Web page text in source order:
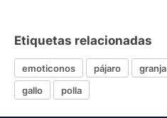
Etiquetas relacionadas
emoticonos pájaro granja
gallo
polla